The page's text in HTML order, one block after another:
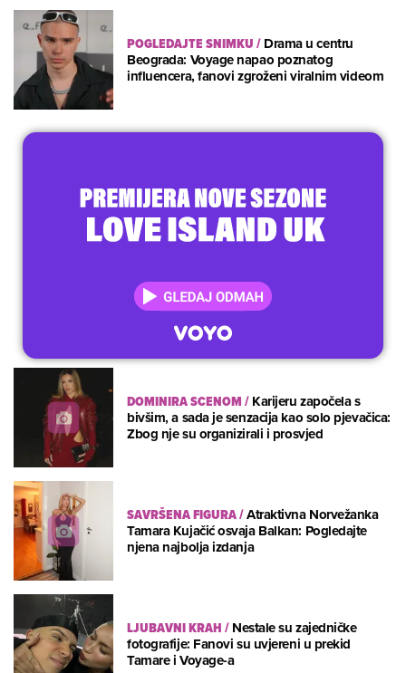
POGLEDAJTE SNIMKU/Drama u centru
Beograda: Voyage napao poznatog
influencera, fanovi zgroženi viralnim videom
DOMINIRA SCENOM/Karijeru započela s
bivšim, a sada je senzacija kao solo pjevačica:
Zbog nje su organizirali i prosvjed
SAVRŠENA FIGURA/Atraktivna Norvežanka
Tamara Kujačić osvaja Balkan: Pogledajte
njena najbolja izdanja
LJUBAVNI KRAH/Nestale su zajedničke
fotografije: Fanovi su uvjereni u prekid
Tamare i Voyage-a